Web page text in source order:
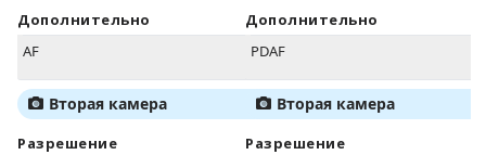
Дополнительно
AF
Вторая камера
Разрешение
Дополнительно
PDAF
Вторая камера
Разрешение